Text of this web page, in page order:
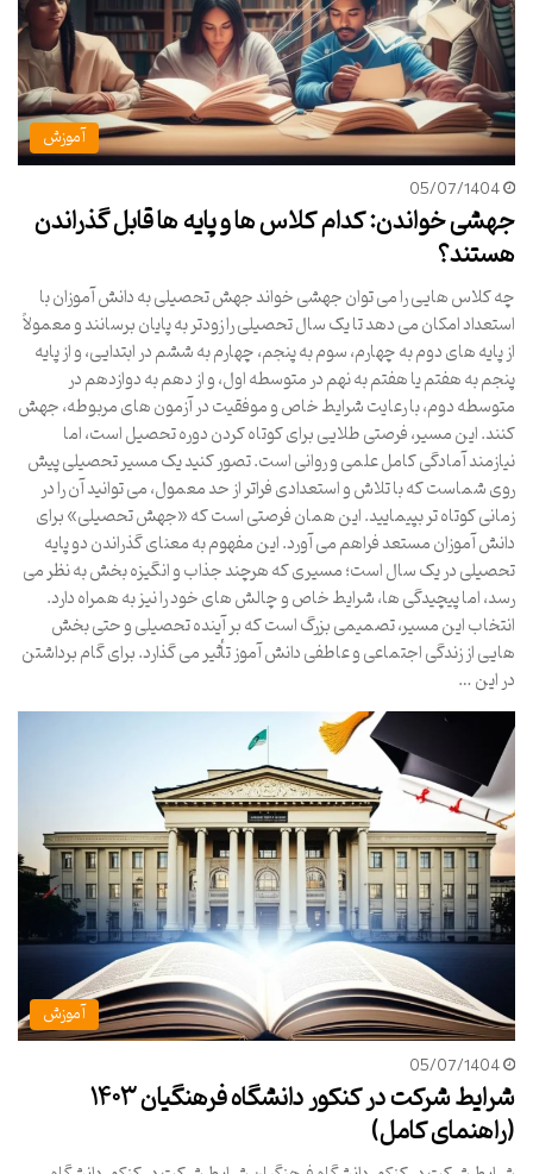
آموزش
05/07/1404
جهشی خواندن: کدام کلاس ها و پایه ها قابل گذراندن
هستند؟
چه کلاس هایی را می توان جهشی خواند جهش تحصیلی به دانش آموزان با
استعداد امکان می دهد تا یک سال تحصیلی را زودتر به پایان برسانند و معمولاً
از پایه های دوم به چهارم، سوم به پنجم، چهارم به ششم در ابتدایی، و از پایه
پنجم به هفتم یا هفتم به نهم در متوسطه اول، و از دهم به دوازدهم در
متوسطه دوم، با رعایت شرایط خاص و موفقیت در آزمون های مربوطه، جهش
کنند. این مسیر، فرصتی طلایی برای کوتاه کردن دوره تحصیل است، اما
نیازمند آمادگی کامل علمی و روانی است. تصور کنید یک مسیر تحصیلی پیش
روی شماست که با تلاش و استعدادی فراتر از حد معمول، می توانید آن را در
زمانی کوتاه تر بپیمایید. این همان فرصتی است که «جهش تحصیلی» برای
دانش آموزان مستعد فراهم می آورد. این مفهوم به معنای گذراندن دو پایه
تحصیلی در یک سال است؛ مسیری که هرچند جذاب و انگیزه بخش به نظر می
رسد، اما پیچیدگی ها، شرایط خاص و چالش های خود را نیز به همراه دارد.
انتخاب این مسیر، تصمیمی بزرگ است که بر آینده تحصیلی و حتی بخش
هایی از زندگی اجتماعی و عاطفی دانش آموز تأثیر می گذارد. برای گام برداشتن
در این …
آموزش
05/07/1404
شرایط شرکت در کنکور دانشگاه فرهنگیان ۱۴۰۳
(راهنمای کامل)